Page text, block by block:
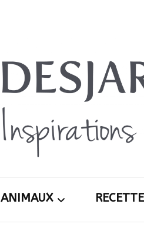
Avec le blog
ANIMAUX